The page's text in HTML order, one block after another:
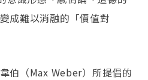
成難以消融的「價值對
伯（Max Weber）所提倡的